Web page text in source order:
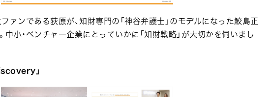
ァンである荻原が、知財専門の「神谷弁護士」のモデルになった鮫島正
小・ベンチャー企業にとっていかに「知財戦略」が大切かを伺いまし
」